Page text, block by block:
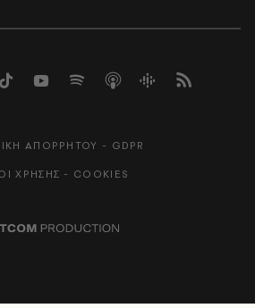
ΑΠΟΡΡΗΤΟΥ - GDPR
ΧΡΗΣΗΣ - COOKIES